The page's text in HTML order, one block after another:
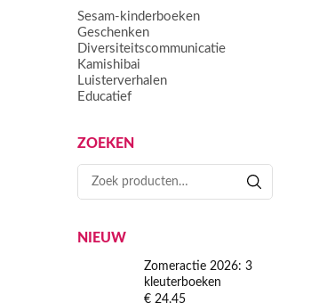
Sesam-kinderboeken
Geschenken
Diversiteitscommunicatie
Kamishibai
Luisterverhalen
Educatief
ZOEKEN
NIEUW
Zomeractie 2026: 3
kleuterboeken
€ 24,45